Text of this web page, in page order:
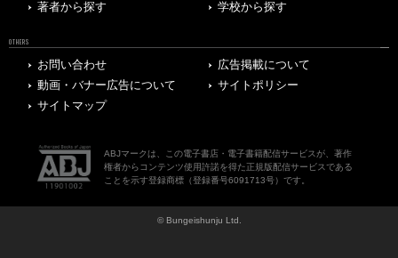
著者から探す
学校から探す
OTHERS
お問い合わせ
広告掲載について
動画・バナー広告について
サイトポリシー
サイトマップ
ABJマークは、この電子書店・電子書籍配信サービスが、著作
権者からコンテンツ使用許諾を得た正規版配信サービスである
ことを示す登録商標（登録番号6091713号）です。
© Bungeishunju Ltd.